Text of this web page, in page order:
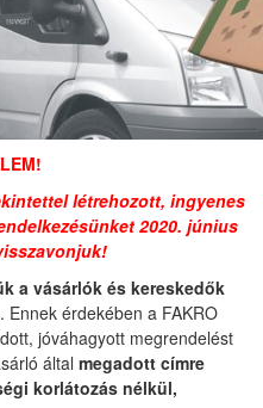
létrehozott, ingyenes
2020. június
a vásárlók és kereskedők
. Ennek érdekében a FAKRO
jóváhagyott megrendelést
által megadott címre
korlátozás nélkül,